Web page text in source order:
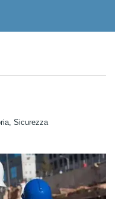
Sicurezza